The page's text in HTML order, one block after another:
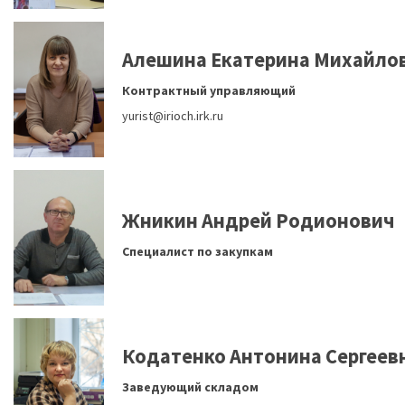
Алешина Екатерина
Контрактный управляющий
yurist@irioch.irk.ru
Жникин Андрей Родионович
Специалист по закупкам
Кодатенко Антонина
Заведующий складом